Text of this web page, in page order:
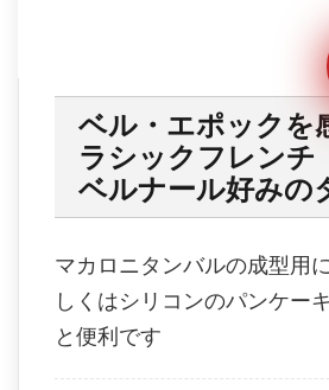
ベル・エポックを
ラシックフレンチ
ベルナール好みの
マカロニタンバルの成型用
しくはシリコンのパンケー
と便利です